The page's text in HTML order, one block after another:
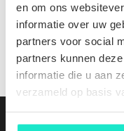
en om ons
informatie over uw
partners voor social
partners kunnen
informatie die u aan
verzameld op basis
0 sterren
JE